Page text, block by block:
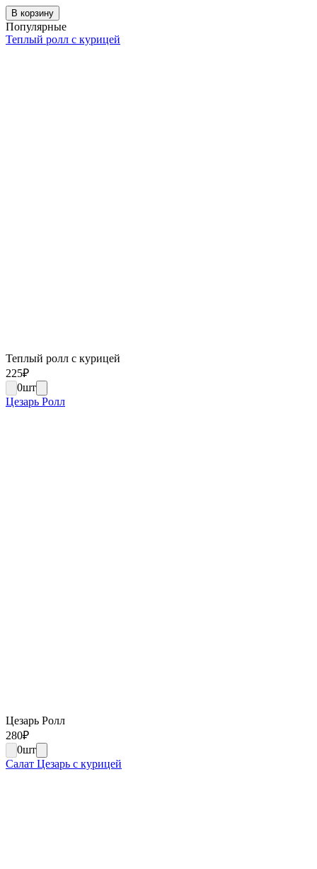
В корзину
Популярные
Теплый ролл с курицей
Теплый ролл с курицей
225₽
0шт
Цезарь Ролл
Цезарь Ролл
280₽
0шт
Салат Цезарь с курицей